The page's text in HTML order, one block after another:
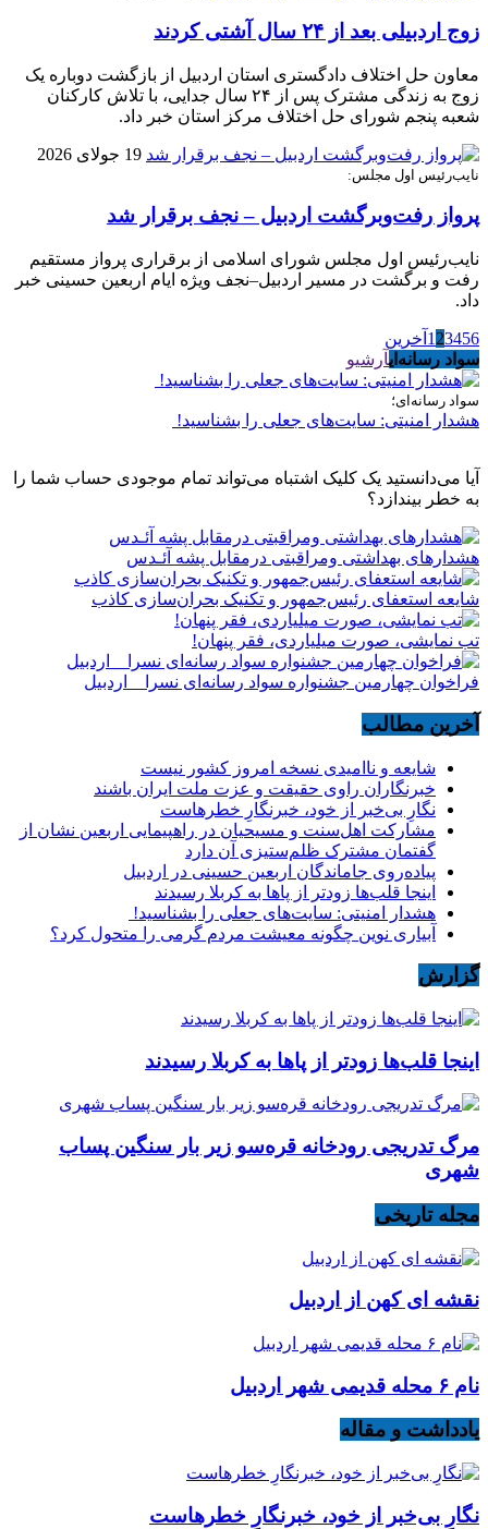
زوج اردبیلی بعد از ۲۴ سال آشتی کردند
معاون حل اختلاف دادگستری استان اردبیل از بازگشت دوباره یک
زوج به زندگی مشترک پس از ۲۴ سال جدایی، با تلاش کارکنان
شعبه پنجم شورای حل اختلاف مرکز استان خبر داد.
19 جولای 2026
نایب‌رئیس اول مجلس:
پرواز رفت‌وبرگشت اردبیل – نجف برقرار شد
نایب‌رئیس اول مجلس شورای اسلامی از برقراری پرواز مستقیم
رفت و برگشت در مسیر اردبیل–نجف ویژه ایام اربعین حسینی خبر
داد.
1 23456
آخرین
سواد رسانه‌ایآرشیو
سواد رسانه‌ای؛
هشدار امنیتی: سایت‌های جعلی را بشناسید!
آیا می‌دانستید یک کلیک اشتباه می‌تواند تمام موجودی حساب شما را
به خطر بیندازد؟
هشدارهاى بهداشتى ومراقبتى درمقابل پشه آئـدس
شایعه استعفای رئیس‌جمهور و تکنیک بحران‌سازی کاذب
تب نمایشی، صورت میلیاردی، فقر پنهان!
فراخوان چهارمین جشنواره سواد رسانه‌ای نسرا _ اردبیل
آخرین مطالب
شایعه و ناامیدی نسخه امروز کشور نیست
خبرنگاران راوی حقیقت و عزت ملت ایران باشند
نگارِ بی‌خبر از خود، خبرنگارِ خطرهاست
مشارکت اهل‌سنت و مسیحیان در راهپیمایی اربعین نشان از
گفتمان مشترک ظلم‌ستیزی آن دارد
پیاده‌روی جاماندگان اربعین حسینی در اردبیل
اینجا قلب‌ها زودتر از پاها به کربلا رسیدند
هشدار امنیتی: سایت‌های جعلی را بشناسید!
آبیاری نوین چگونه معیشت مردم گرمی را متحول کرد؟
گزارش
اینجا قلب‌ها زودتر از پاها به کربلا رسیدند
مرگ تدریجی رودخانه قره‌سو زیر بار سنگین پساب
شهری
مجله تاریخی
نقشه ای کهن از اردبیل
نام ۶ محله قدیمی شهر اردبیل
یادداشت و مقاله
نگارِ بی‌خبر از خود، خبرنگارِ خطرهاست